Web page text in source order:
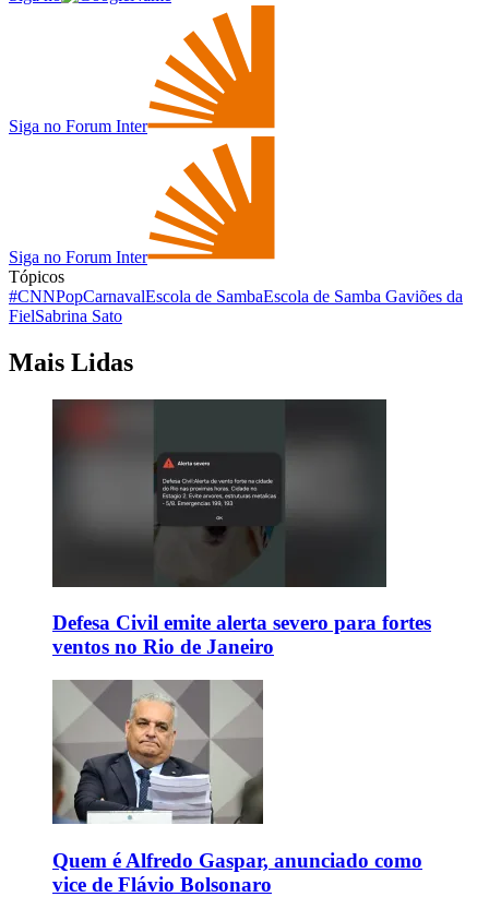
Siga no Forum Inter
Siga no Forum Inter
Tópicos
#CNNPopCarnavalEscola de SambaEscola de Samba Gaviões da
FielSabrina Sato
Mais Lidas
Defesa Civil emite alerta severo para fortes
ventos no Rio de Janeiro
Quem é Alfredo Gaspar, anunciado como
vice de Flávio Bolsonaro